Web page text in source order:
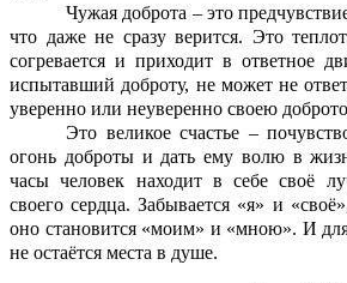
Чужая доброта – это
что даже не сразу верится. Это
согревается и приходит в ответное
испытавший доброту, не может не
уверенно или неуверенно своею
Это великое счастье –
огонь доброты и дать ему волю в
часы человек находит в себе своё
своего сердца. Забывается «я» и
оно становится «моим» и «мною». И
не остаётся места в душе.